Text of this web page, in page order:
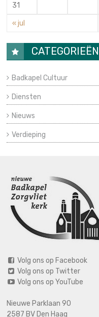
31
« jul
CATEGORIEËN
Badkapel Cultuur
Diensten
Nieuws
Verdieping
Volg ons op Facebook
Volg ons op Twitter
Volg ons op YouTube
Nieuwe Parklaan 90
2587 BV Den Haag